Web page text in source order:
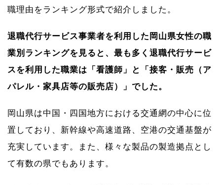
職理由をランキング形式で紹介しました。
退職代行サービス事業者を利用した岡山県女性の職
業別ランキングを見ると、最も多く退職代行サービ
スを利用した職業は「看護師」と「接客・販売（ア
パレル・家具店等の販売店）」でした。
岡山県は中国・四国地方における交通網の中心に位
置しており、新幹線や高速道路、空港の交通基盤が
充実しています。また、様々な製品の製造拠点とし
て有数の県でもあります。